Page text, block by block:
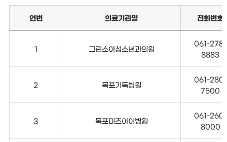
연번 의료기관명 전화번호
1 그린소아청소년과의원
061-278-
8883
2 목포기독병원
061-280-
7500
3 목포미즈아이병원
061-260-
8000